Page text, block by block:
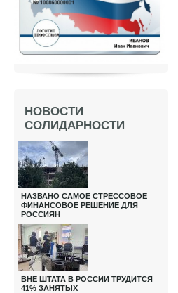
НОВОСТИ
СОЛИДАРНОСТИ
НАЗВАНО САМОЕ СТРЕССОВОЕ
ФИНАНСОВОЕ РЕШЕНИЕ ДЛЯ
РОССИЯН
ВНЕ ШТАТА В РОССИИ ТРУДИТСЯ
41% ЗАНЯТЫХ